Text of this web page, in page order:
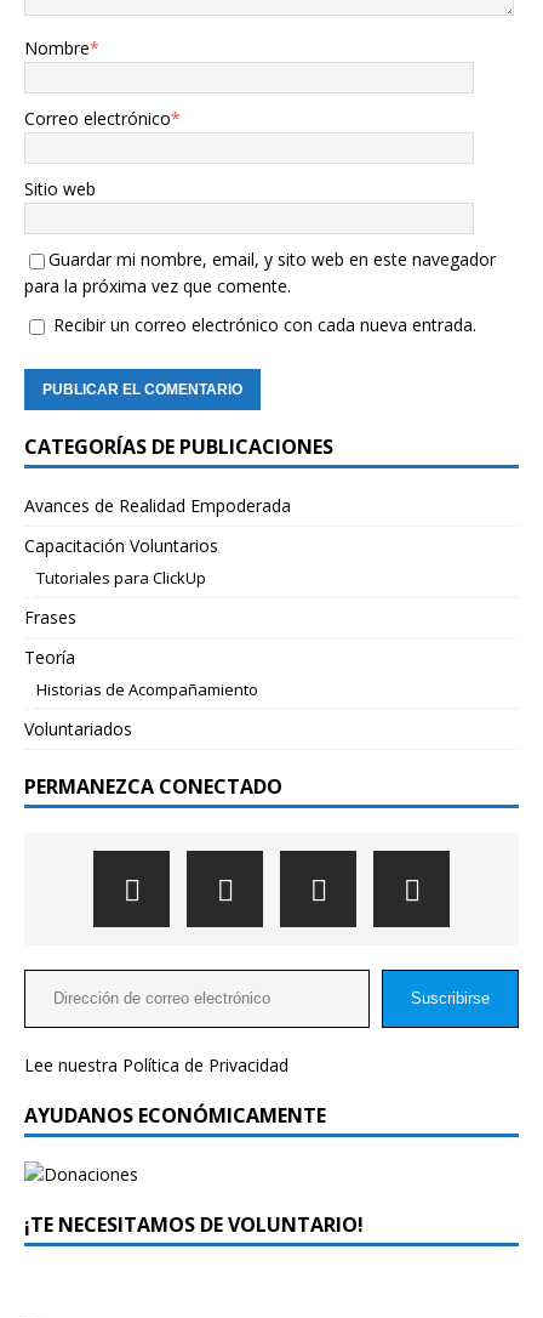
Nombre*
Correo electrónico*
Sitio web
Guardar mi nombre, email, y sito web en este navegador
para la próxima vez que comente.
Recibir un correo electrónico con cada nueva entrada.
CATEGORÍAS DE PUBLICACIONES
Avances de Realidad Empoderada
Capacitación Voluntarios
Tutoriales para ClickUp
Frases
Teoría
Historias de Acompañamiento
Voluntariados
PERMANEZCA CONECTADO
Suscribirse
Lee nuestra Política de Privacidad
AYUDANOS ECONÓMICAMENTE
¡TE NECESITAMOS DE VOLUNTARIO!